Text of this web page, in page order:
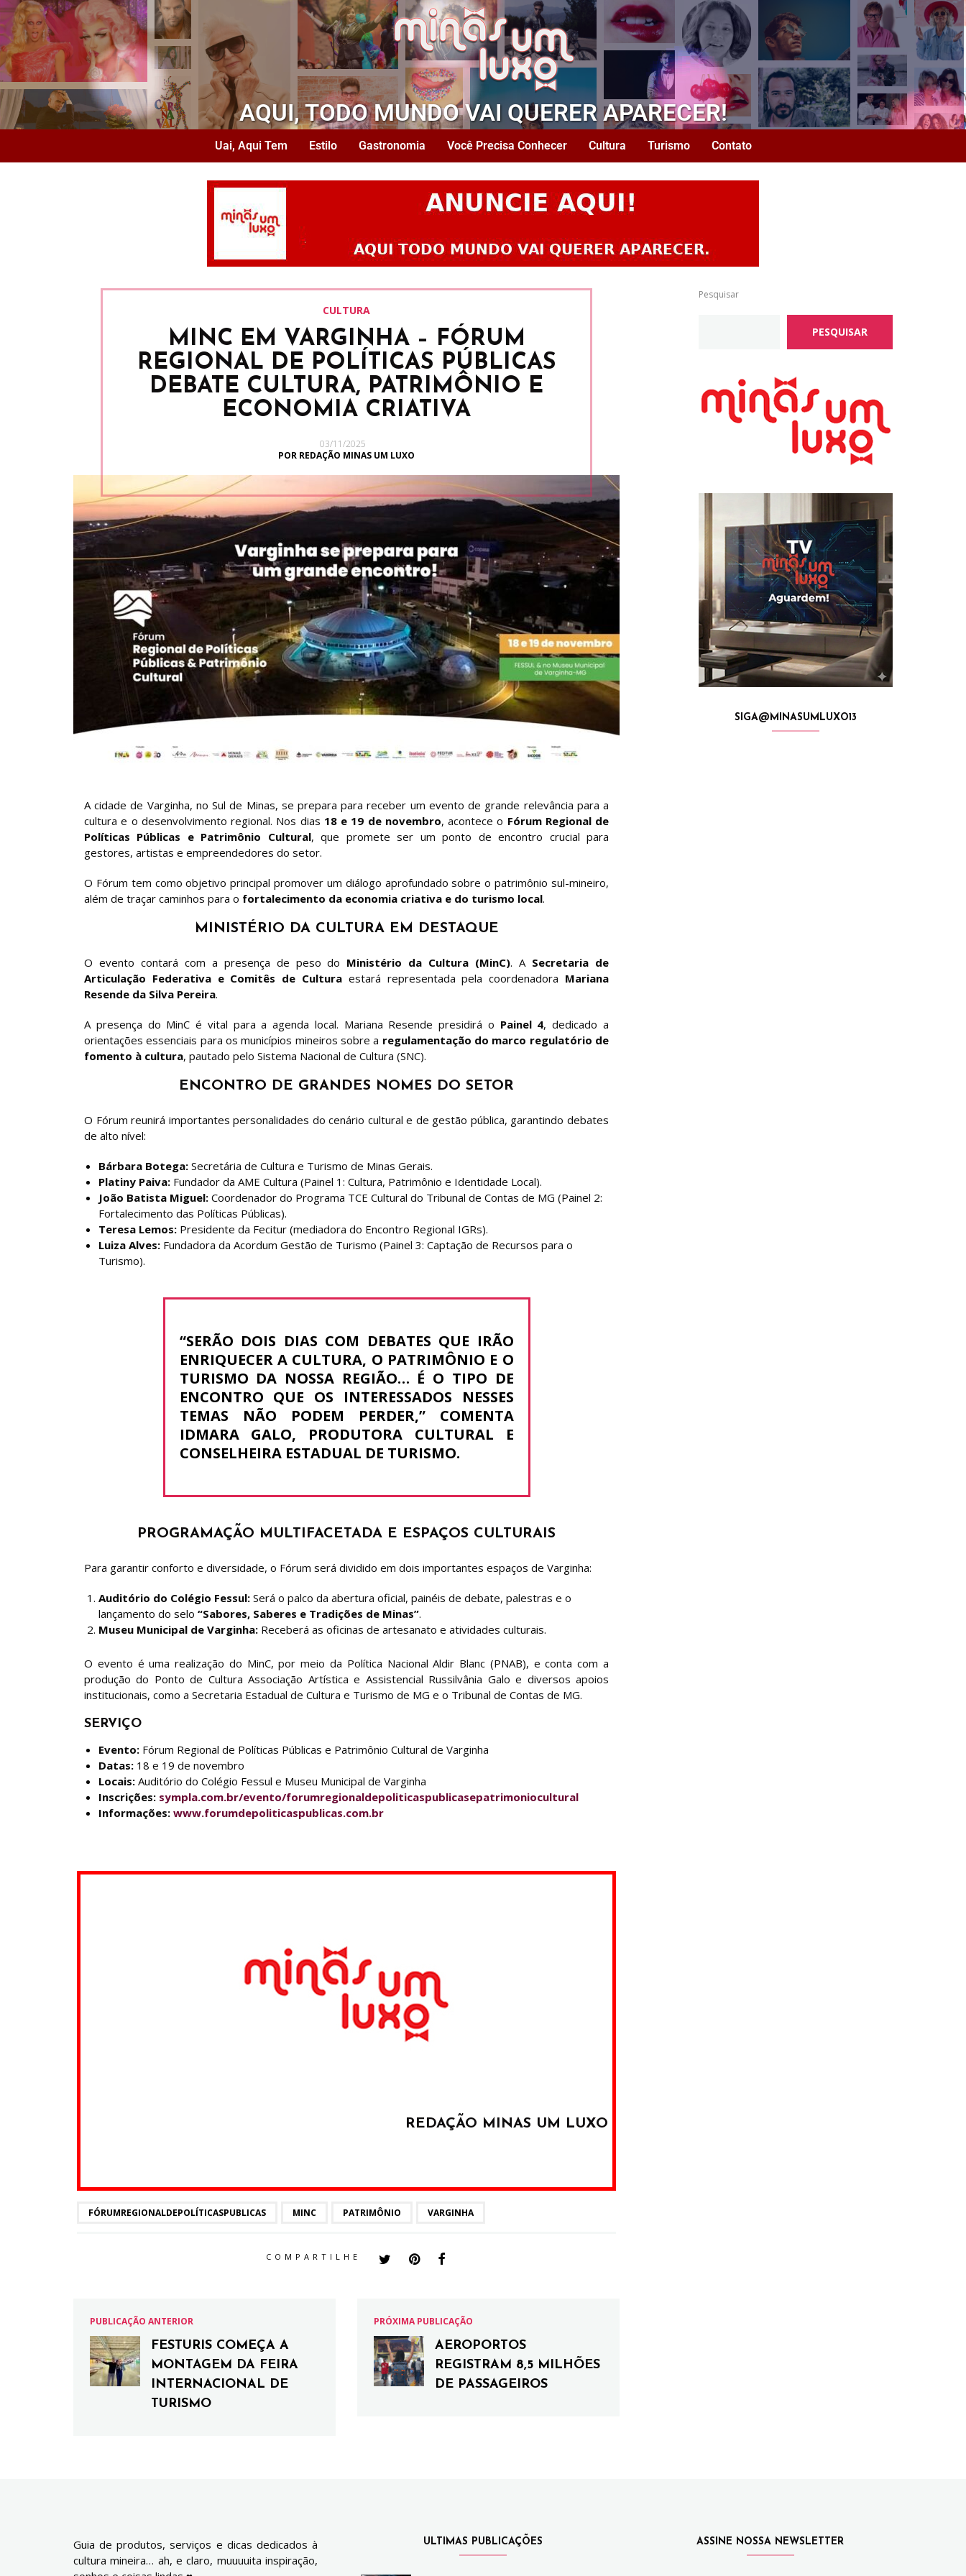
AQUI, TODO MUNDO VAI QUERER APARECER!
Uai, Aqui Tem Estilo Gastronomia Você Precisa Conhecer Cultura Turismo Contato
CULTURA
MINC EM VARGINHA – FÓRUM
REGIONAL DE POLÍTICAS PÚBLICAS
DEBATE CULTURA, PATRIMÔNIO E
ECONOMIA CRIATIVA
03/11/2025
POR REDAÇÃO MINAS UM LUXO
A cidade de Varginha, no Sul de Minas, se prepara para receber um evento de grande relevância para a
cultura e o desenvolvimento regional. Nos dias 18 e 19 de novembro, acontece o Fórum Regional de
Políticas Públicas e Patrimônio Cultural, que promete ser um ponto de encontro crucial para
gestores, artistas e empreendedores do setor.
O Fórum tem como objetivo principal promover um diálogo aprofundado sobre o patrimônio sul-mineiro,
além de traçar caminhos para o fortalecimento da economia criativa e do turismo local.
MINISTÉRIO DA CULTURA EM DESTAQUE
O evento contará com a presença de peso do Ministério da Cultura (MinC). A Secretaria de
Articulação Federativa e Comitês de Cultura estará representada pela coordenadora Mariana
Resende da Silva Pereira.
A presença do MinC é vital para a agenda local. Mariana Resende presidirá o Painel 4, dedicado a
orientações essenciais para os municípios mineiros sobre a regulamentação do marco regulatório de
fomento à cultura, pautado pelo Sistema Nacional de Cultura (SNC).
ENCONTRO DE GRANDES NOMES DO SETOR
O Fórum reunirá importantes personalidades do cenário cultural e de gestão pública, garantindo debates
de alto nível:
Bárbara Botega: Secretária de Cultura e Turismo de Minas Gerais.
Platiny Paiva: Fundador da AME Cultura (Painel 1: Cultura, Patrimônio e Identidade Local).
João Batista Miguel: Coordenador do Programa TCE Cultural do Tribunal de Contas de MG (Painel 2:
Fortalecimento das Políticas Públicas).
Teresa Lemos: Presidente da Fecitur (mediadora do Encontro Regional IGRs).
Luiza Alves: Fundadora da Acordum Gestão de Turismo (Painel 3: Captação de Recursos para o
Turismo).
“SERÃO DOIS DIAS COM DEBATES QUE IRÃO
ENRIQUECER A CULTURA, O PATRIMÔNIO E O
TURISMO DA NOSSA REGIÃO… É O TIPO DE
ENCONTRO QUE OS INTERESSADOS NESSES
TEMAS NÃO PODEM PERDER,” COMENTA
IDMARA GALO, PRODUTORA CULTURAL E
CONSELHEIRA ESTADUAL DE TURISMO.
PROGRAMAÇÃO MULTIFACETADA E ESPAÇOS CULTURAIS
Para garantir conforto e diversidade, o Fórum será dividido em dois importantes espaços de Varginha:
Auditório do Colégio Fessul: Será o palco da abertura oficial, painéis de debate, palestras e o
lançamento do selo “Sabores, Saberes e Tradições de Minas”.
Museu Municipal de Varginha: Receberá as oficinas de artesanato e atividades culturais.
O evento é uma realização do MinC, por meio da Política Nacional Aldir Blanc (PNAB), e conta com a
produção do Ponto de Cultura Associação Artística e Assistencial Russilvânia Galo e diversos apoios
institucionais, como a Secretaria Estadual de Cultura e Turismo de MG e o Tribunal de Contas de MG.
SERVIÇO
Evento: Fórum Regional de Políticas Públicas e Patrimônio Cultural de Varginha
Datas: 18 e 19 de novembro
Locais: Auditório do Colégio Fessul e Museu Municipal de Varginha
Inscrições: sympla.com.br/evento/forumregionaldepoliticaspublicasepatrimoniocultural
Informações: www.forumdepoliticaspublicas.com.br
REDAÇÃO MINAS UM LUXO
FÓRUMREGIONALDEPOLÍTICASPUBLICAS MINC PATRIMÔNIO VARGINHA
COMPARTILHE
PUBLICAÇÃO ANTERIOR
FESTURIS COMEÇA A
MONTAGEM DA FEIRA
INTERNACIONAL DE
TURISMO
PRÓXIMA PUBLICAÇÃO
AEROPORTOS
REGISTRAM 8,5 MILHÕES
DE PASSAGEIROS
Pesquisar
PESQUISAR
SIGA@MINASUMLUXO13
Guia de produtos, serviços e dicas dedicados à
cultura mineira… ah, e claro, muuuuita inspiração,
ULTIMAS PUBLICAÇÕES ASSINE NOSSA NEWSLETTER